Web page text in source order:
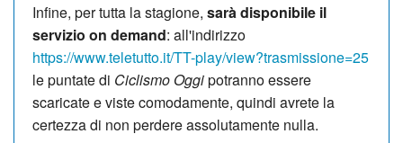
Infine, per tutta la stagione, sarà disponibile il
servizio on demand: all'indirizzo
https://www.teletutto.it/TT-play/view?trasmissione=25
le puntate di Ciclismo Oggipotranno essere
scaricate e viste comodamente, quindi avrete la
certezza di non perdere assolutamente nulla.